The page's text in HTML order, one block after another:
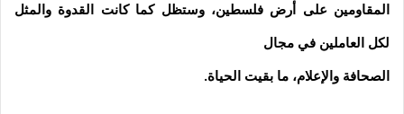
المقاومين على أرض فلسطين، وستظل كما كانت القدوة والمثل
لكل العاملين في مجال
الصحافة والإعلام، ما بقيت الحياة.